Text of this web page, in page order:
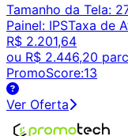
Tamanho da Tela:
Painel: IPSTaxa de
R$ 2.201,64
ou R$ 2.446,20
PromoScore:13
Ver Oferta